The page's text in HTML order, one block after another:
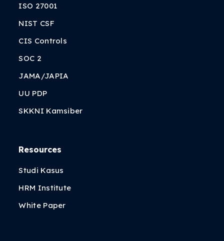
ISO 27001
NIST CSF
CIS Controls
SOC 2
JAMA/JAPIA
UU PDP
SKKNI Kamsiber
Resources
Studi Kasus
HRM Institute
White Paper